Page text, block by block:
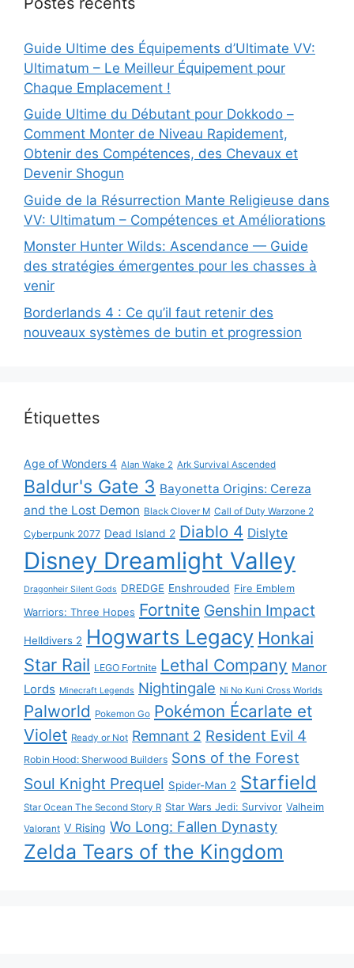
Guide Ultime des Équipements d’Ultimate VV:
Ultimatum – Le Meilleur Équipement pour
Chaque Emplacement !
Guide Ultime du Débutant pour Dokkodo –
Comment Monter de Niveau Rapidement,
Obtenir des Compétences, des Chevaux et
Devenir Shogun
Guide de la Résurrection Mante Religieuse dans
VV: Ultimatum – Compétences et Améliorations
Monster Hunter Wilds: Ascendance — Guide
des stratégies émergentes pour les chasses à
venir
Borderlands 4 : Ce qu’il faut retenir des
nouveaux systèmes de butin et progression
Étiquettes
Age of Wonders 4 Alan Wake 2 Ark Survival Ascended
Baldur's Gate 3 Bayonetta Origins: Cereza
and the Lost Demon Black Clover M Call of Duty Warzone 2
Cyberpunk 2077 Dead Island 2 Diablo 4 Dislyte
Disney Dreamlight Valley
Dragonheir Silent Gods DREDGE Enshrouded Fire Emblem
Warriors: Three Hopes Fortnite Genshin Impact
Helldivers 2 Hogwarts Legacy Honkai
Star Rail LEGO Fortnite Lethal Company Manor
Lords Minecraft Legends Nightingale Ni No Kuni Cross Worlds
Palworld Pokemon Go Pokémon Écarlate et
Violet Ready or Not Remnant 2 Resident Evil 4
Robin Hood: Sherwood Builders Sons of the Forest
Soul Knight Prequel Spider-Man 2 Starfield
Star Ocean The Second Story R Star Wars Jedi: Survivor Valheim
Valorant V Rising Wo Long: Fallen Dynasty
Zelda Tears of the Kingdom